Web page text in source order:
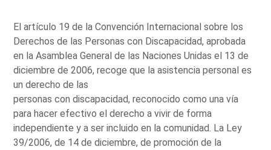
El artículo 19 de la Convención Internacional sobre los
Derechos de las Personas con Discapacidad, aprobada
en la Asamblea General de las Naciones Unidas el 13 de
diciembre de 2006, recoge que la asistencia personal es
un derecho de las
personas con discapacidad, reconocido como una vía
para hacer efectivo el derecho a vivir de forma
independiente y a ser incluido en la comunidad. La Ley
39/2006, de 14 de diciembre, de promoción de la